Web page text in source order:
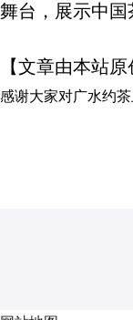
舞台，展示中国
【文章由本站原
感谢大家对广水约